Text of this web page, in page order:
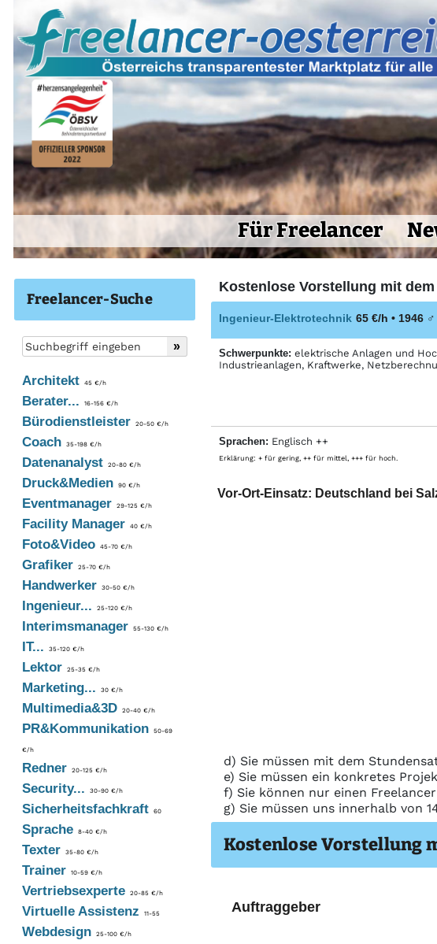
Für Freelancer
Freelancer-Suche
Architekt45 €/h
Berater... 16-156 €/h
Bürodienstleister 20-50 €/h
Coach 35-198 €/h
Datenanalyst20-80 €/h
Druck&Medien 90 €/h
Eventmanager 29-125 €/h
Facility Manager 40 €/h
Foto&Video45-70 €/h
Grafiker 25-70 €/h
Handwerker 30-50 €/h
Ingenieur... 25-120 €/h
Interimsmanager 55-130 €/h
IT... 35-120 €/h
Lektor 25-35 €/h
Marketing... 30 €/h
Multimedia&3D20-40 €/h
PR&Kommunikation 50-69
€/h
Redner 20-125 €/h
Security... 30-90 €/h
Sicherheitsfachkraft60
Sprache8-40 €/h
Texter 35-80 €/h
Trainer 10-59 €/h
Vertriebsexperte20-85 €/h
Virtuelle Assistenz 11-55
Webdesign 25-100 €/h
Kostenlose Vorstellung mit
Ingenieur-Elektrotechnik 65 €/h • 1946 ♂
Schwerpunkte: elektrische Anlagen und
Industrieanlagen, Kraftwerke,
Sprachen: Englisch ++
Erklärung: + für gering, ++ für mittel, +++ für hoch.
Vor-Ort-Einsatz: Deutschland bei
d) Sie müssen mit dem
e) Sie müssen ein konkretes
f) Sie können nur einen
g) Sie müssen uns innerhalb von
Kostenlose Vorstellung
Auftraggeber